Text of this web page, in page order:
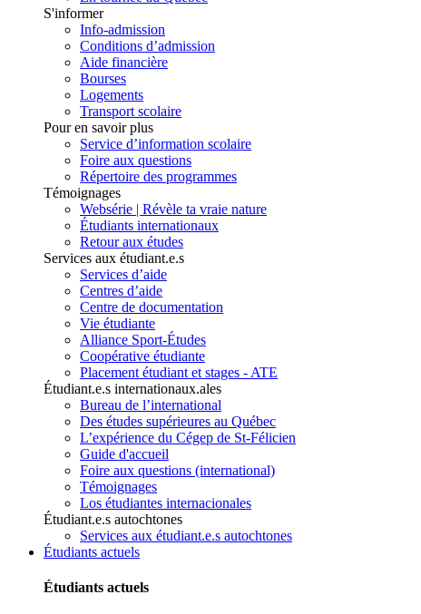
S'informer
Info-admission
Conditions d’admission
Aide financière
Bourses
Logements
Transport scolaire
Pour en savoir plus
Service d’information scolaire
Foire aux questions
Répertoire des programmes
Témoignages
Websérie | Révèle ta vraie nature
Étudiants internationaux
Retour aux études
Services aux étudiant.e.s
Services d’aide
Centres d’aide
Centre de documentation
Vie étudiante
Alliance Sport-Études
Coopérative étudiante
Placement étudiant et stages - ATE
Étudiant.e.s internationaux.ales
Bureau de l’international
Des études supérieures au Québec
L’expérience du Cégep de St-Félicien
Guide d'accueil
Foire aux questions (international)
Témoignages
Los étudiantes internacionales
Étudiant.e.s autochtones
Services aux étudiant.e.s autochtones
Étudiants actuels
Étudiants actuels